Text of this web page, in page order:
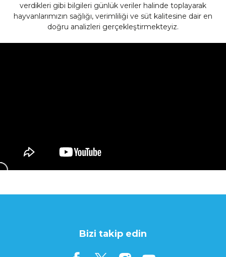
verdikleri gibi bilgileri günlük veriler halinde toplayarak
hayvanlarımızın sağlığı, verimliliği ve süt kalitesine dair en
doğru analizleri gerçekleştirmekteyiz.
Bizi takip edin